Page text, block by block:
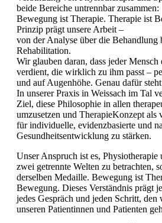
beide Bereiche untrennbar zusammen:
Bewegung ist Therapie. Therapie ist
Prinzip prägt unsere Arbeit –
von der Analyse über die Behandlung
Rehabilitation.
Wir glauben daran, dass jeder
verdient, die wirklich zu ihm passt –
und auf Augenhöhe. Genau dafür
In unserer Praxis in Weissach im Tal
Ziel, diese Philosophie in allen
umzusetzen und TherapieKonzept als
für individuelle, evidenzbasierte und
Gesundheitsentwicklung zu stärken.
Unser Anspruch ist es, Physiotherapie
zwei getrennte Welten zu betrachten,
derselben Medaille. Bewegung ist
Bewegung. Dieses Verständnis prägt
jedes Gespräch und jeden Schritt, den
unseren Patientinnen und Patienten